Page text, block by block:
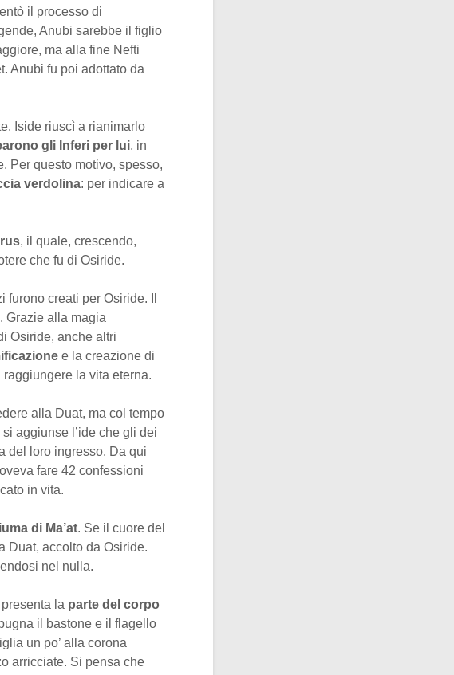
il processo di
Anubi sarebbe il figlio
ma alla fine Nefti
Anubi fu poi adottato da
Iside riuscì a rianimarlo
gli Inferi per lui, in
Per questo motivo, spesso,
verdolina: per indicare a
, il quale, crescendo,
che fu di Osiride.
creati per Osiride. Il
Grazie alla magia
Osiride, anche altri
e la creazione di
la vita eterna.
alla Duat, ma col tempo
aggiunse l’ide che gli dei
del loro ingresso. Da qui
fare 42 confessioni
in vita.
di Ma’at. Se il cuore del
Duat, accolto da Osiride.
nel nulla.
la parte del corpo
il bastone e il flagello
un po’ alla corona
arricciate. Si pensa che